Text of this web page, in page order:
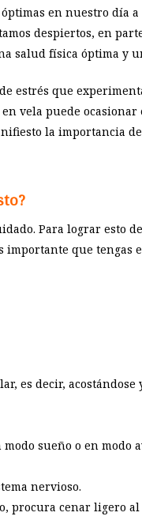
en nuestro día
despiertos, en
salud física óptima y
estrés que
vela puede
la importancia
Para lograr esto
que tengas
es decir, acostándose
sueño o en
nervioso.
procura cenar ligero